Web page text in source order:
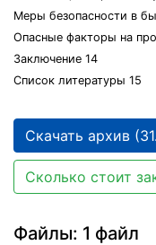
Меры безопасности в
Опасные факторы на
Заключение 14
Список литературы 15
Скачать архив
Сколько стоит
Файлы: 1 файл